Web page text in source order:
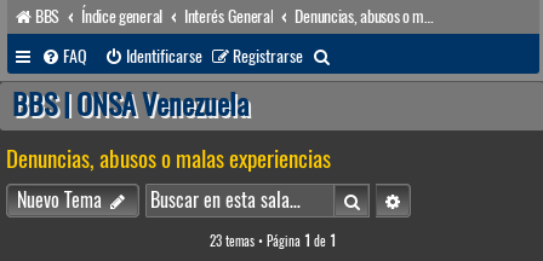
BBS Índice general Interés General
FAQ
Identificarse Registrarse
u
a
r
BBS | ONSA Venezuela
Denuncias, abusos o malas experiencias
Nuevo Tema BuscarBúsqueda avanzada
23 temas • Página 1 de 1